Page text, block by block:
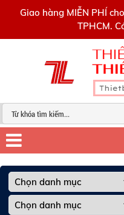
Giao hàng MIỄN PHÍ
TPHCM.
0909445903